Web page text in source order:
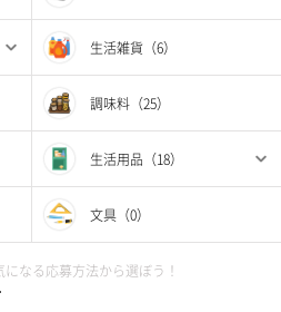
生活雑貨（6）
調味料（25）
生活用品（18）
文具（0）
なる応募方法から選ぼう！